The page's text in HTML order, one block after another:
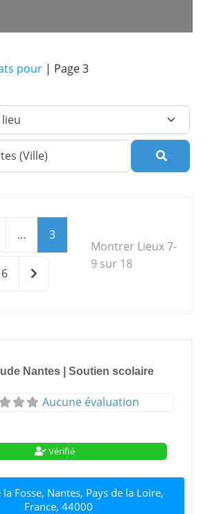
pour | Page 3
… 3
6 Older posts
Montrer Lieux 7-
9 sur 18
Nantes | Soutien scolaire
Aucune évaluation
Vérifié
Fosse, Nantes, Pays de la Loire,
France, 44000